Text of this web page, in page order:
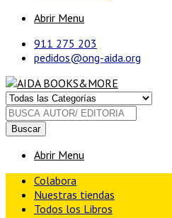
Abrir Menu
911 275 203
pedidos@ong-aida.org
Buscar
Abrir Menu
Colabora
Nuestras tiendas
Todos los Libros